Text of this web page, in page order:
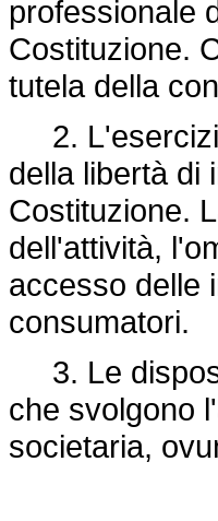
professionale
Costituzione.
tutela della
2.
della libertà di
Costituzione.
dell'attività,
accesso delle
consumatori.
3. Le
che svolgono
societaria,